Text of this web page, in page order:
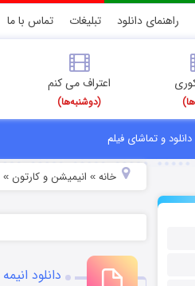
راهنمای دانلود تبلیغات تماس با ما
اعتراف می کنم
(دوشنبه‌ها)
دانلود و تماشای فیلم
خانه» انیمیشن و کارتون »
دانلود انیمه Summoned to Another World for a Second Time 2023